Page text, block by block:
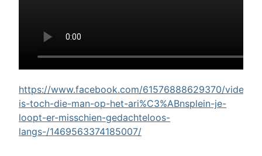
https://www.facebook.com/61576888629370/videos/
is-toch-die-man-op-het-ari%C3%ABnsplein-je-
loopt-er-misschien-gedachteloos-
langs-/1469563374185007/